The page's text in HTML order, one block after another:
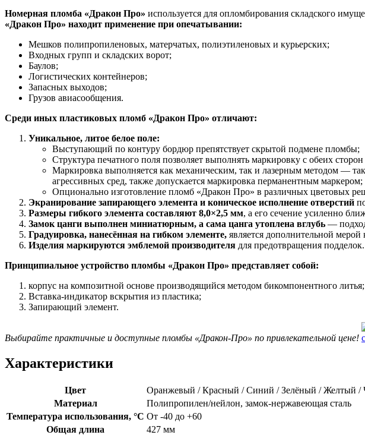
Номерная пломба «Дракон Про» используется для опломбирования складского
«Дракон Про» находит применение при опечатывании:
Мешков полипропиленовых, матерчатых, полиэтиленовых и курьерских;
Входных групп и складских ворот;
Баулов;
Логистических контейнеров;
Запасных выходов;
Грузов авиасообщения.
Среди иных пластиковых пломб «Дракон Про» отличают:
Уникальное, литое белое поле:
Выступающий по контуру бордюр препятствует скрытой подмене пломбы;
Структура печатного поля позволяет выполнять маркировку с обеих
Маркировка выполняется как механическим, так и лазерным методом —
агрессивных сред, также допускается маркировка перманентным маркером;
Опционально изготовление пломб «Дракон Про» в различных цветовых
Экранирование запирающего элемента и коническое исполнение отверстий
Размеры гибкого элемента составляют 8,0×2,5 мм, а его сечение усиленно
Замок цанги выполнен миниатюрным, а сама цанга утоплена вглубь —
Градуировка, нанесённая на гибком элементе, является дополнительной
Изделия маркируются эмблемой производителя для предотвращения подделок.
Принципиальное устройство пломбы «Дракон Про» представляет собой:
корпус на композитной основе производящийся методом бикомпонентного литья;
Вставка-индикатор вскрытия из пластика;
Запирающий элемент.
Выбирайте практичные и доступные пломбы «Дракон-Про» по привлекательной цене!
Характеристики
Цвет
Оранжевый / Красный / Синий / Зелёный / Желтый /
Материал
Полипропилен/нейлон, замок-нержавеющая сталь
Температура использования, °C От -40 до +60
Общая длина
427 мм